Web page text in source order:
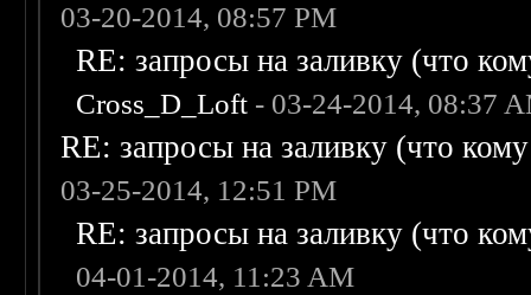
03-20-2014, 08:57 PM
RE: запросы на заливку (что
Cross_D_Loft - 03-24-2014, 08:37
RE: запросы на заливку (что
03-25-2014, 12:51 PM
RE: запросы на заливку (что
04-01-2014, 11:23 AM